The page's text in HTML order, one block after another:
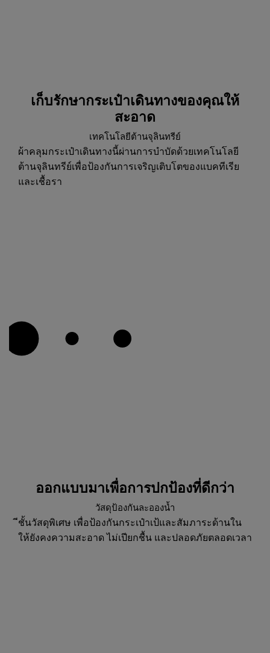
เก็บรักษากระเป๋าเดินทางของคุณให้
สะอาด
เทคโนโลยีต้านจุลินทรีย์
ผ้าคลุมกระเป๋าเดินทางนี้ผ่านการบำบัดด้วยเทคโนโลยี
ต้านจุลินทรีย์เพื่อป้องกันการเจริญเติบโตของแบคทีเรีย
และเชื้อรา
ออกแบบมาเพื่อการปกป้องที่ดีกว่า
วัสดุป้องกันละอองน้ำ
ีชั้นวัสดุพิเศษ เพื่อป้องกันกระเป๋าเป้และสัมภาระด้านใน
ให้ยังคงความสะอาด ไม่เปียกชื้น และปลอดภัยตลอดเวลา